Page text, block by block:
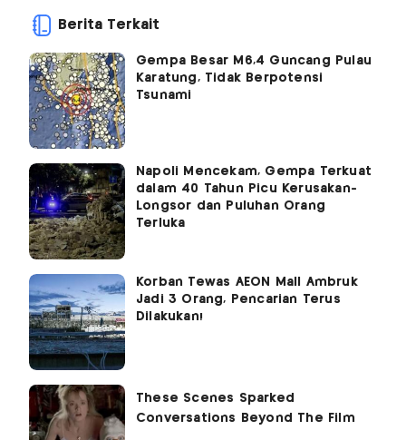
Berita Terkait
Gempa Besar M6,4 Guncang Pulau
Karatung, Tidak Berpotensi
Tsunami
Napoli Mencekam, Gempa Terkuat
dalam 40 Tahun Picu Kerusakan-
Longsor dan Puluhan Orang
Terluka
Korban Tewas AEON Mall Ambruk
Jadi 3 Orang, Pencarian Terus
Dilakukan!